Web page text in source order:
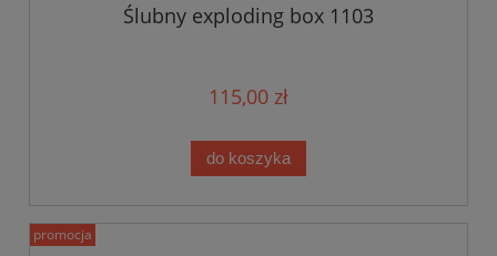
Ślubny exploding box 1103
115,00 zł
do koszyka
promocja